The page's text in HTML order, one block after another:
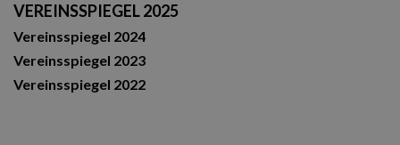
VEREINSSPIEGEL 2025
Vereinsspiegel 2024
Vereinsspiegel 2023
Vereinsspiegel 2022